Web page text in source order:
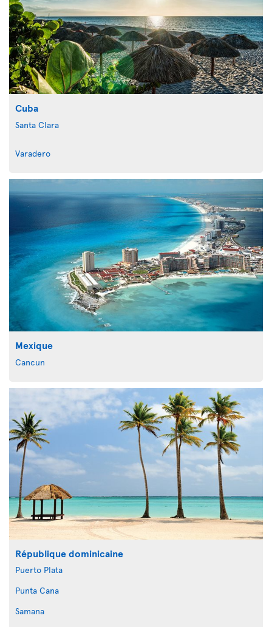
Cuba
Santa Clara
Varadero
Mexique
Cancun
République dominicaine
Puerto Plata
Punta Cana
Samana